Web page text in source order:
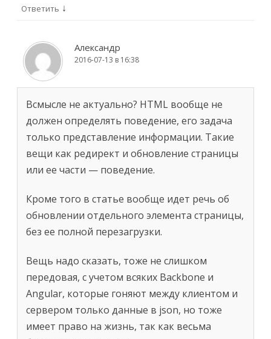
Ответить ↓
Александр
2016-07-13 в 16:38
Всмысле не актуально? HTML вообще не
должен определять поведение, его задача
только представление информации. Такие
вещи как редирект и обновление страницы
или ее части — поведение.
Кроме того в статье вообще идет речь об
обновлении отдельного элемента страницы,
без ее полной перезагрузки.
Вещь надо сказать, тоже не слишком
передовая, с учетом всяких Backbone и
Angular, которые гоняют между клиентом и
сервером только данные в json, но тоже
имеет право на жизнь, так как весьма